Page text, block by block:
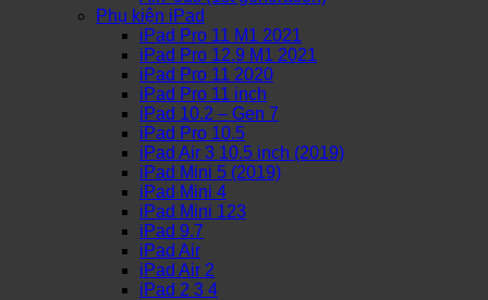
Phụ kiện iPad
iPad Pro 11 M1 2021
iPad Pro 12.9 M1 2021
iPad Pro 11 2020
iPad Pro 11 inch
iPad 10.2 – Gen 7
iPad Pro 10.5
iPad Air 3 10.5 inch (2019)
iPad Mini 5 (2019)
iPad Mini 4
iPad Mini 123
iPad 9.7
iPad Air
iPad Air 2
iPad 2 3 4